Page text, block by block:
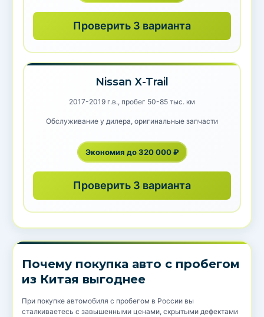
Проверить 3 варианта
Nissan X-Trail
2017-2019 г.в., пробег 50-85 тыс. км
Обслуживание у дилера, оригинальные запчасти
Экономия до 320 000 ₽
Проверить 3 варианта
Почему покупка авто с пробегом
из Китая выгоднее
При покупке автомобиля с пробегом в России вы
сталкиваетесь с завышенными ценами, скрытыми дефектами